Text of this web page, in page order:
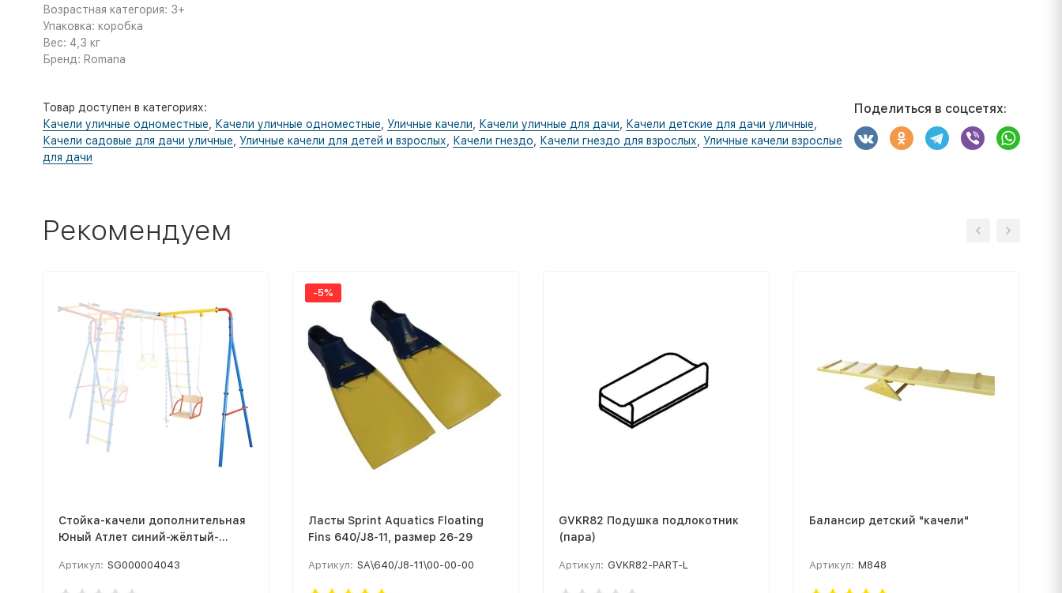
Возрастная категория: 3+
Упаковка: коробка
Вес: 4,3 кг
Бренд: Romana
Товар доступен в категориях:
Качели уличные одноместные
Качели уличные одноместные Уличные качели Качели уличные для дачи Качели детские для дачи уличные
Качели садовые для дачи уличные
Уличные качели для детей и взрослых Качели гнездо Качели гнездо для взрослых
Уличные качели взрослые
для дачи
Поделиться в соцсетях:
Рекомендуем
Стойка-качели дополнительная
Юный Атлет синий-жёлтый-
Артикул: SG000004043
-5%
Ласты Sprint Aquatics Floating
Fins 640/J8-11, размер 26-29
Артикул: SA\640/J8-11\00-00-00
GVKR82 Подушка подлокотник
(пара)
Артикул: GVKR82-PART-L
Балансир детский "качели"
Артикул: М848